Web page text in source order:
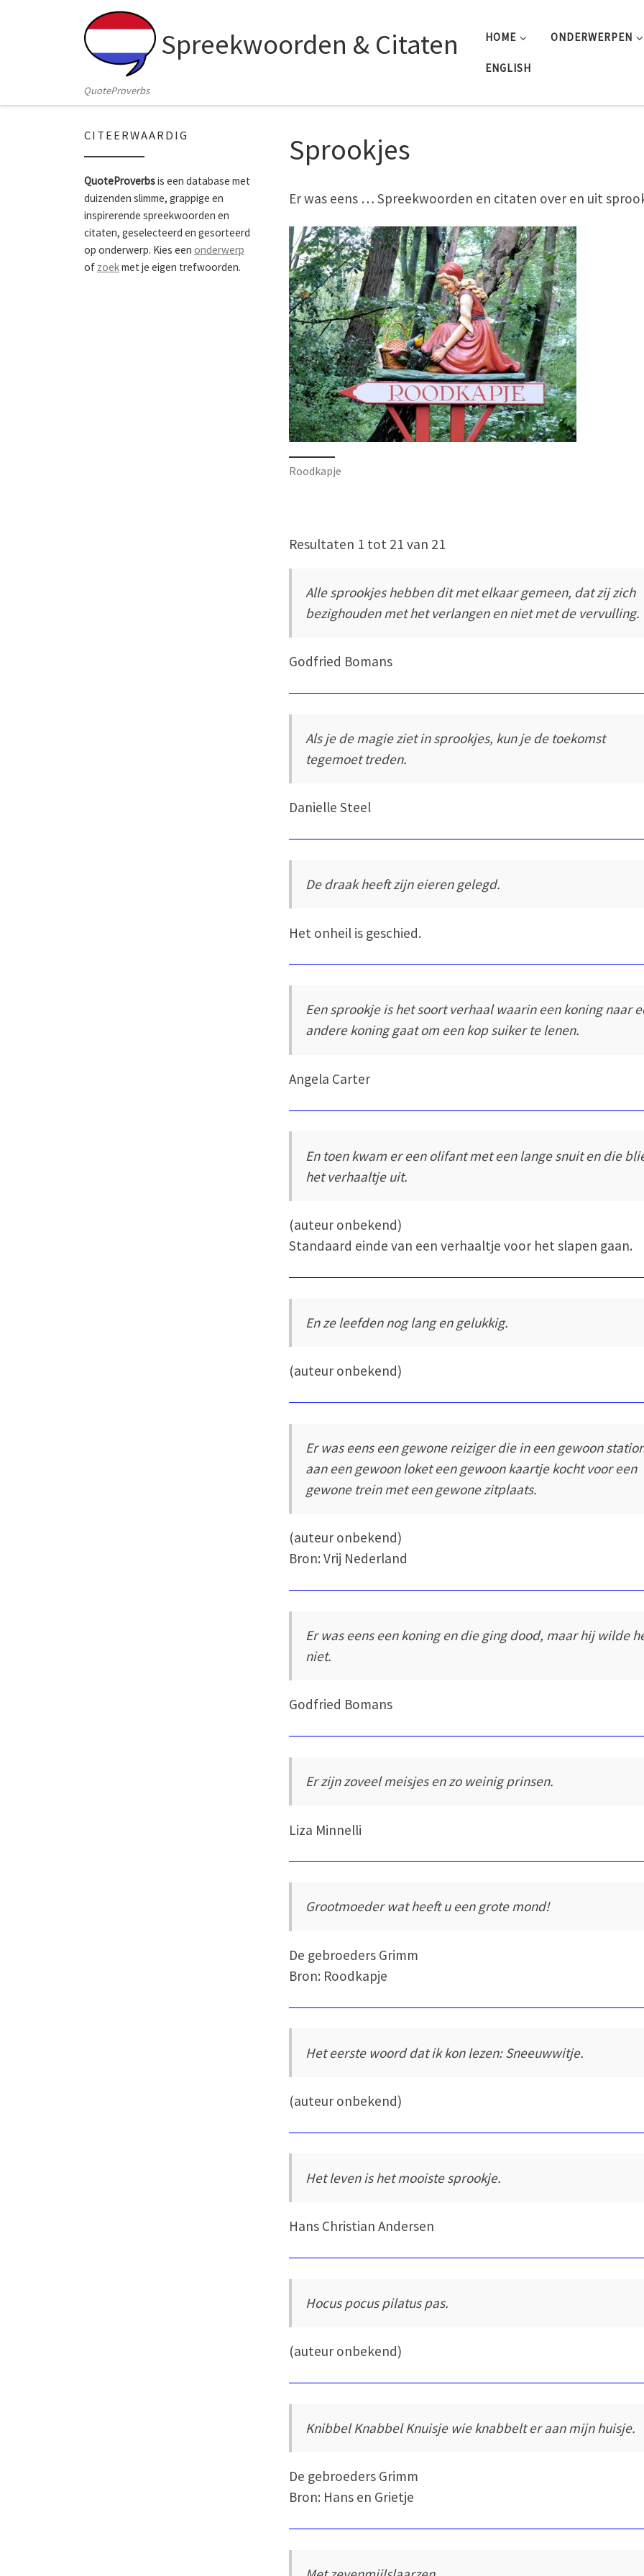
Skip to content
Spreekwoorden & Citaten
QuoteProverbs
HOME ONDERWERPEN
ENGLISH
Sprookjes
Er was eens … Spreekwoorden en citaten over en uit
Roodkapje
Resultaten 1 tot 21 van 21
Alle sprookjes hebben dit met elkaar gemeen, dat zij zich
bezighouden met het verlangen en niet met de vervulling.
Godfried Bomans
Als je de magie ziet in sprookjes, kun je de toekomst
tegemoet treden.
Danielle Steel
De draak heeft zijn eieren gelegd.
Het onheil is geschied.
Een sprookje is het soort verhaal waarin een koning naar
andere koning gaat om een kop suiker te lenen.
Angela Carter
En toen kwam er een olifant met een lange snuit en die
het verhaaltje uit.
(auteur onbekend)
Standaard einde van een verhaaltje voor het slapen gaan.
En ze leefden nog lang en gelukkig.
(auteur onbekend)
Er was eens een gewone reiziger die in een gewoon
aan een gewoon loket een gewoon kaartje kocht voor een
gewone trein met een gewone zitplaats.
(auteur onbekend)
Bron: Vrij Nederland
Er was eens een koning en die ging dood, maar hij wilde
niet.
Godfried Bomans
Er zijn zoveel meisjes en zo weinig prinsen.
Liza Minnelli
Grootmoeder wat heeft u een grote mond!
De gebroeders Grimm
Bron: Roodkapje
Het eerste woord dat ik kon lezen: Sneeuwwitje.
(auteur onbekend)
Het leven is het mooiste sprookje.
Hans Christian Andersen
Hocus pocus pilatus pas.
(auteur onbekend)
Knibbel Knabbel Knuisje wie knabbelt er aan mijn huisje.
De gebroeders Grimm
Bron: Hans en Grietje
CITEERWAARDIG
QuoteProverbsis een database met
duizenden slimme, grappige en
inspirerende spreekwoorden en
citaten, geselecteerd en gesorteerd
op onderwerp. Kies een onderwerp
of zoekmet je eigen trefwoorden.